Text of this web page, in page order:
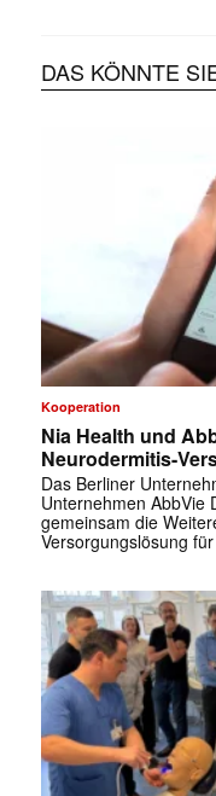
DAS KÖNNTE
Kooperation
Nia Health und
Neurodermitis-
Das Berliner
Unternehmen AbbVie
gemeinsam die
Versorgungslösung